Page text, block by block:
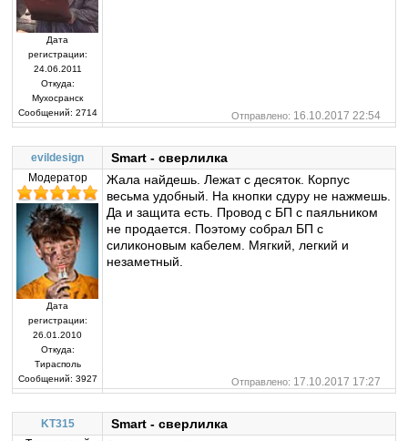
Дата
регистрации:
24.06.2011
Откуда:
Мухосранск
Сообщений: 2714 Отправлено: 16.10.2017 22:54
evildesign Smart - сверлилка
Модератор
Дата
регистрации:
26.01.2010
Откуда:
Тирасполь
Сообщений: 3927
Жала найдешь. Лежат с десяток. Корпус
весьма удобный. На кнопки сдуру не нажмешь.
Да и защита есть. Провод с БП с паяльником
не продается. Поэтому собрал БП с
силиконовым кабелем. Мягкий, легкий и
незаметный.
Отправлено: 17.10.2017 17:27
KT315 Smart - сверлилка